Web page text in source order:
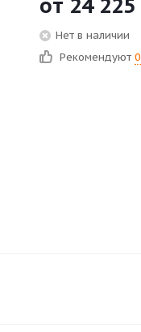
Нет в наличии
Рекомендуют